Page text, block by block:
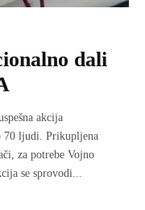
dali
akcija
70 ljudi. Prikupljena
za potrebe Vojno
se sprovodi...